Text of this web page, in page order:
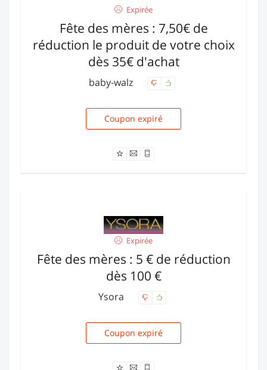
Expirée
Fête des mères : 7,50€ de
réduction le produit de votre choix
dès 35€ d'achat
baby-walz
743615
Coupon expiré
Expirée
Fête des mères : 5 € de réduction
dès 100 €
Ysora
MAMAN2009
Coupon expiré